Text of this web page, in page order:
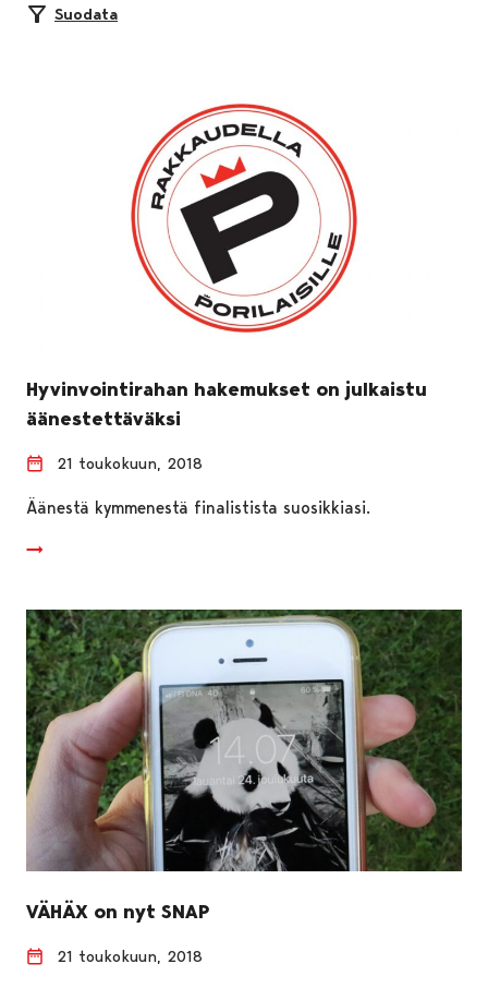
Suodata
Hyvinvointirahan hakemukset on julkaistu
äänestettäväksi
21 toukokuun, 2018
Äänestä kymmenestä finalistista suosikkiasi.
VÄHÄX on nyt SNAP
21 toukokuun, 2018